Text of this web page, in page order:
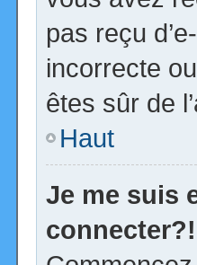
pas reçu
incorrecte
êtes sûr de
Haut
Je me suis
connecter?!